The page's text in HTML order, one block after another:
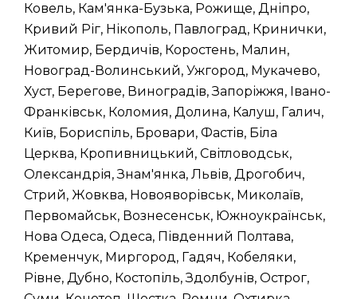
Ковель, Кам'янка-Бузька, Рожище, Дніпро,
Кривий Ріг, Нікополь, Павлоград, Кринички,
Житомир, Бердичів, Коростень, Малин,
Новоград-Волинський, Ужгород, Мукачево,
Хуст, Берегове, Виноградів, Запоріжжя, Івано-
Франківськ, Коломия, Долина, Калуш, Галич,
Київ, Бориспіль, Бровари, Фастів, Біла
Церква, Кропивницький, Світловодськ,
Олександрія, Знам'янка, Львів, Дрогобич,
Стрий, Жовква, Новояворівськ, Миколаїв,
Первомайськ, Вознесенськ, Южноукраїнськ,
Нова Одеса, Одеса, Південний Полтава,
Кременчук, Миргород, Гадяч, Кобеляки,
Рівне, Дубно, Костопіль, Здолбунів, Острог,